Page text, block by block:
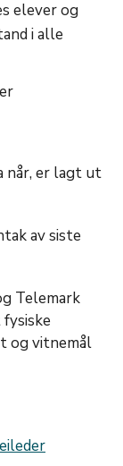
elever og
i alle
når, er lagt ut
av siste
Telemark
og vitnemål